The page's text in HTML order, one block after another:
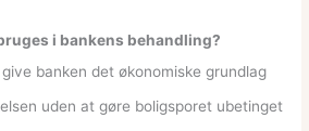
i bankens behandling?
banken det økonomiske grundlag
uden at gøre boligsporet ubetinget